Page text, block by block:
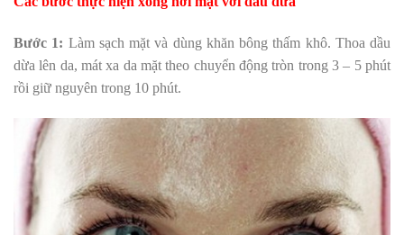
Bước 1: Làm sạch mặt và dùng khăn bông thấm khô. Thoa dầu
dừa lên da, mát xa da mặt theo chuyển động tròn trong 3 – 5 phút
rồi giữ nguyên trong 10 phút.